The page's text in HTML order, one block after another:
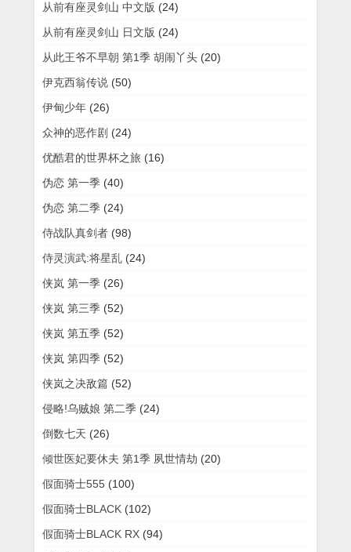
从前有座灵剑山 中文版 (24)
从前有座灵剑山 日文版 (24)
从此王爷不早朝 第1季 胡闹丫头 (20)
伊克西翁传说 (50)
伊甸少年 (26)
众神的恶作剧 (24)
优酷君的世界杯之旅 (16)
伪恋 第一季 (40)
伪恋 第二季 (24)
侍战队真剑者 (98)
侍灵演武:将星乱 (24)
侠岚 第一季 (26)
侠岚 第三季 (52)
侠岚 第五季 (52)
侠岚 第四季 (52)
侠岚之决敌篇 (52)
侵略!乌贼娘 第二季 (24)
倒数七天 (26)
倾世医妃要休夫 第1季 夙世情劫 (20)
假面骑士555 (100)
假面骑士BLACK (102)
假面骑士BLACK RX (94)